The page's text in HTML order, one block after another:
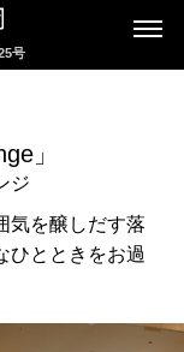
号
」
ジ
気を醸しだす落
ひとときをお過